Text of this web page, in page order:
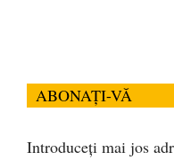
ABONAȚI-VĂ
Introduceți mai jos